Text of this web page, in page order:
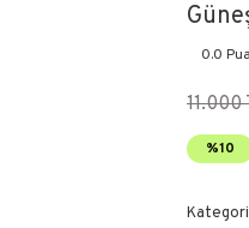
0.0
11.000
%10
Kategori